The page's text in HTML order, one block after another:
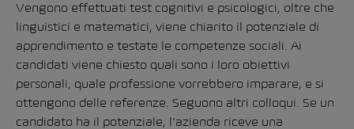
Vengono effettuati test cognitivi e psicologici, oltre che
linguistici e matematici, viene chiarito il potenziale di
apprendimento e testate le competenze sociali. Ai
candidati viene chiesto quali sono i loro obiettivi
personali, quale professione vorrebbero imparare, e si
ottengono delle referenze. Seguono altri colloqui. Se un
candidato ha il potenziale, l’azienda riceve una